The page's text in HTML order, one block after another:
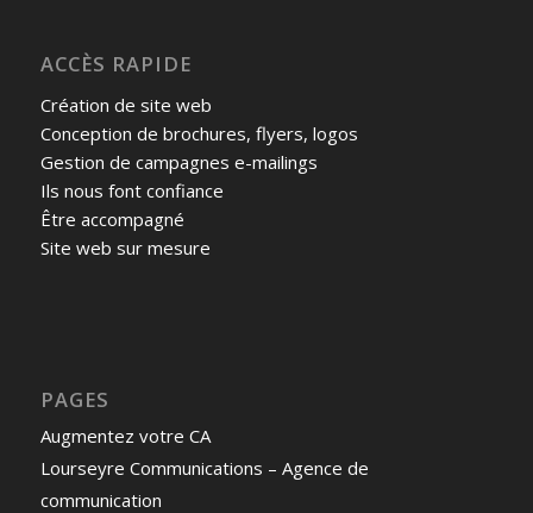
ACCÈS RAPIDE
Création de site web
Conception de brochures, flyers, logos
Gestion de campagnes e-mailings
Ils nous font confiance
Être accompagné
Site web sur mesure
PAGES
Augmentez votre CA
Lourseyre Communications – Agence de
communication